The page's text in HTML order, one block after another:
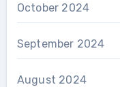
October 2024
September 2024
August 2024